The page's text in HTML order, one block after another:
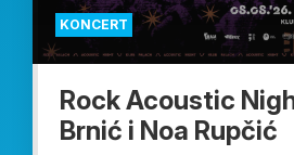
KONCERT
Rock Acoustic
Brnić i Noa Rupčić